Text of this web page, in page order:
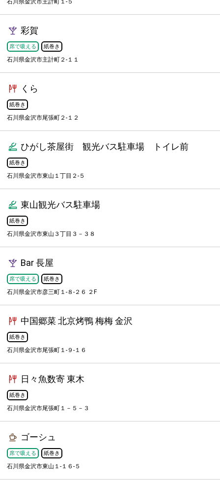
石川県金沢市主計町１-５
彩賀
席で吸える 紙巻き
石川県金沢市主計町２-１１
くら
紙巻き
石川県金沢市尾張町２-１２
ひがし茶屋街 観光バス駐車場 トイレ前
紙巻き
石川県金沢市東山１丁目２-５
東山観光バス駐車場
紙巻き
石川県金沢市東山３丁目３－３８
Bar 長屋
席で吸える 紙巻き
石川県金沢市彦三町１-８-２６ ２F
中国郷菜 北京烤鴨 梅梅 金沢
紙巻き
石川県金沢市尾張町１-９-１６
日々魚数寄 東木
紙巻き
石川県金沢市尾張町１－５－３
ゴーシュ
席で吸える 紙巻き
石川県金沢市東山１-１６-５